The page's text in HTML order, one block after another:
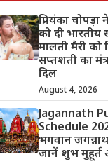
प्रियंका
को दी भारतीय
मालती मैरी को
सप्तशती का
दिल
August 4, 2026
Jagannath
Schedule
भगवान जगन्नाथ
जानें शुभ मुहूर्त